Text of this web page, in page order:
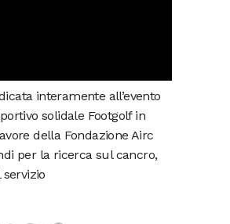
interamente all’evento
solidale Footgolf in
della Fondazione Airc
per la ricerca sul cancro,
servizio